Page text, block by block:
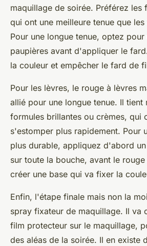
maquillage de soirée. Préférez les
qui ont une meilleure tenue que
Pour une longue tenue, optez pour
paupières avant d'appliquer le
la couleur et empêcher le fard de
Pour les lèvres, le rouge à lèvres
allié pour une longue tenue. Il tient
formules brillantes ou crèmes, qui
s'estomper plus rapidement. Pour
plus durable, appliquez d'abord
sur toute la bouche, avant le
créer une base qui va fixer la
Enfin, l'étape finale mais non la
spray fixateur de maquillage. Il va
film protecteur sur le maquillage,
des aléas de la soirée. Il en existe